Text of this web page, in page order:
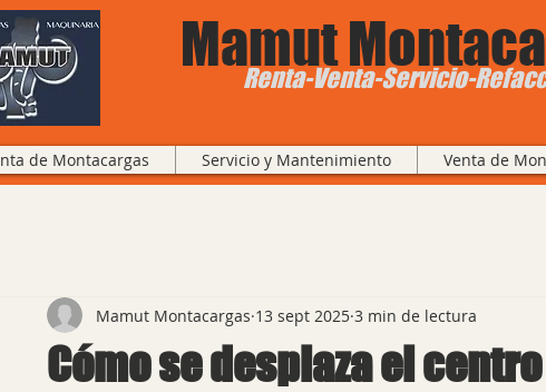
Mamut
Renta-Venta-Servicio-
de Montacargas Servicio y Mantenimiento Venta de
Cómo se desplaza el
Mamut Montacargas 13 sept 2025 3 min de lectura